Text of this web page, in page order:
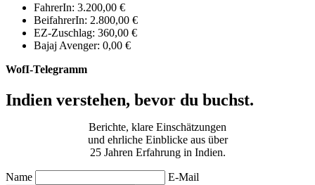
FahrerIn: 3.200,00 €
BeifahrerIn: 2.800,00 €
EZ-Zuschlag: 360,00 €
Bajaj Avenger: 0,00 €
WofI-Telegramm
Indien verstehen, bevor du buchst.
Berichte, klare Einschätzungen
und ehrliche Einblicke aus über
25 Jahren Erfahrung in Indien.
Name
E-Mail